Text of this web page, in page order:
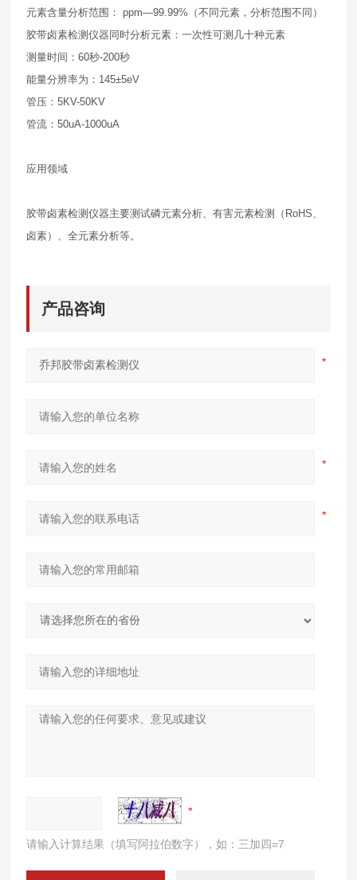
元素含量分析范围： ppm—99.99%（不同元素，分析范围不同）
胶带卤素检测仪器同时分析元素：一次性可测几十种元素
测量时间：60秒-200秒
能量分辨率为：145±5eV
管压：5KV-50KV
管流：50uA-1000uA
应用领域
胶带卤素检测仪器主要测试磷元素分析、有害元素检测（RoHS、
卤素）、全元素分析等。
产品咨询
请输入计算结果（填写阿拉伯数字），如：三加四=7